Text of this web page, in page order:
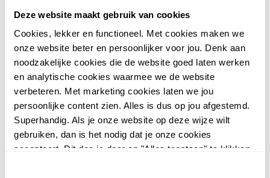
Deze website maakt gebruik van cookies
Cookies, lekker en functioneel. Met cookies maken we
onze website beter en persoonlijker voor jou. Denk aan
noodzakelijke cookies die de website goed laten werken
en analytische cookies waarmee we de website
verbeteren. Met marketing cookies laten we jou
persoonlijke content zien. Alles is dus op jou afgestemd.
Superhandig. Als je onze website op deze wijze wilt
gebruiken, dan is het nodig dat je onze cookies
accepteert. Dit doe je door op "Alles toestaan" te klikken.